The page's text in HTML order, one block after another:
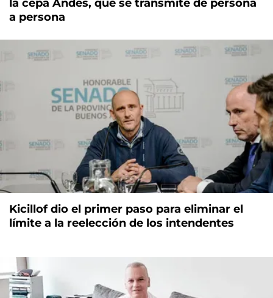
la cepa Andes, que se transmite de persona
a persona
Kicillof dio el primer paso para eliminar el
límite a la reelección de los intendentes